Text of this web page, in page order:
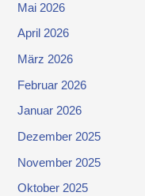
Mai 2026
April 2026
März 2026
Februar 2026
Januar 2026
Dezember 2025
November 2025
Oktober 2025